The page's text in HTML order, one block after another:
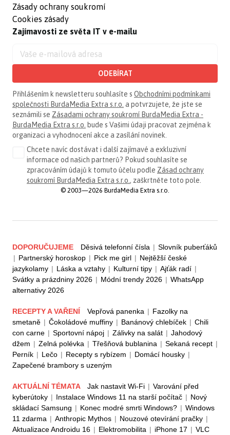
Zásady ochrany soukromí
Cookies zásady
Zajímavosti ze světa IT v e-mailu
ODEBÍRAT
Přihlášením k newsletteru souhlasíte s Obchodními podmínkami
společnosti BurdaMedia Extra s.r.o. a potvrzujete, že jste se
seznámili se Zásadami ochrany soukromí BurdaMedia Extra -
BurdaMedia Extra s.r.o. bude s Vašimi údaji pracovat zejména k
organizaci a vyhodnocení akce a zasílání novinek.
Chcete navíc dostávat i další zajímavé a exkluzivní
informace od našich partnerů? Pokud souhlasíte se
zpracováním údajů k tomuto účelu podle Zásad ochrany
soukromí BurdaMedia Extra s.r.o., zaškrtněte toto pole.
© 2003—2026 BurdaMedia Extra s.r.o.
DOPORUČUJEME Děsivá telefonní čísla | Slovník puberťáků
| Partnerský horoskop | Pick me girl | Nejtěžší české
jazykolamy | Láska a vztahy | Kulturní tipy | Ajťák radí |
Svátky a prázdniny 2026 | Módní trendy 2026 | WhatsApp
alternativy 2026
RECEPTY A VAŘENÍ Vepřová panenka | Fazolky na
smetaně | Čokoládové muffiny | Banánový chlebíček | Chili
con carne | Sportovní nápoj | Zálivky na salát | Jahodový
džem | Zelná polévka | Třešňová bublanina | Sekaná recept |
Perník | Lečo | Recepty s rybízem | Domácí housky |
Zapečené brambory s uzeným
AKTUÁLNÍ TÉMATA Jak nastavit Wi-Fi | Varování před
kyberútoky | Instalace Windows 11 na starší počítač | Nový
skládací Samsung | Konec modré smrti Windows? | Windows
11 zdarma | Anthropic Mythos | Nouzové otevírání pračky |
Aktualizace Androidu 16 | Elektromobilita | iPhone 17 | VLC